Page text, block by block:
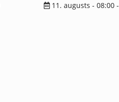
11. augusts - 08:00-